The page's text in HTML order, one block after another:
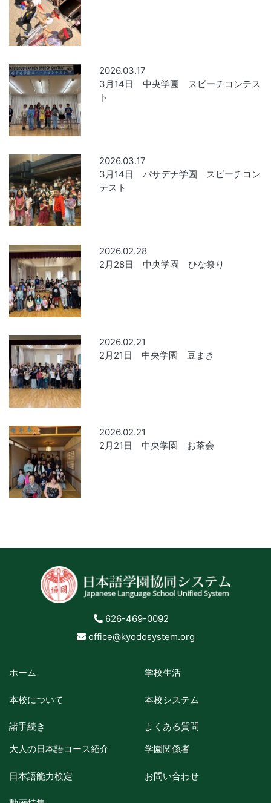
2026.03.17
3月14日 中央学園 スピーチコンテス
ト
2026.03.17
3月14日 パサデナ学園 スピーチコン
テスト
2026.02.28
2月28日 中央学園 ひな祭り
2026.02.21
2月21日 中央学園 豆まき
2026.02.21
2月21日 中央学園 お茶会
626-469-0092
office@kyodosystem.org
ホーム
本校について
諸手続き
学校生活
本校システム
よくある質問
大人の日本語コース紹介
日本語能力検定
学園関係者
お問い合わせ